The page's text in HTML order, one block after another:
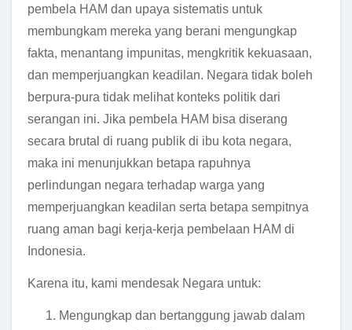
pembela HAM dan upaya sistematis untuk
membungkam mereka yang berani mengungkap
fakta, menantang impunitas, mengkritik kekuasaan,
dan memperjuangkan keadilan. Negara tidak boleh
berpura-pura tidak melihat konteks politik dari
serangan ini. Jika pembela HAM bisa diserang
secara brutal di ruang publik di ibu kota negara,
maka ini menunjukkan betapa rapuhnya
perlindungan negara terhadap warga yang
memperjuangkan keadilan serta betapa sempitnya
ruang aman bagi kerja-kerja pembelaan HAM di
Indonesia.
Karena itu, kami mendesak Negara untuk:
Mengungkap dan bertanggung jawab dalam